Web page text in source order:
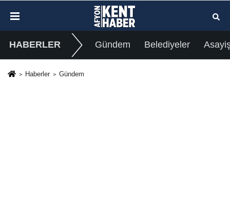
HABERLER Gündem Belediyeler
Haberler Gündem